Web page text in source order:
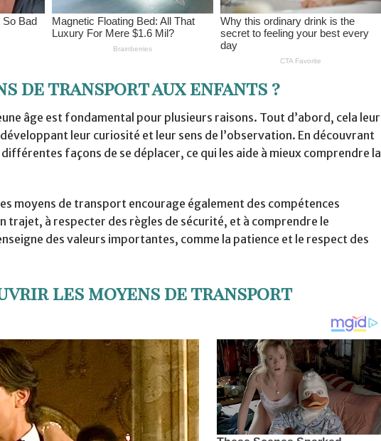
de transport aux enfants ?
âge est fondamental pour plusieurs raisons. Tout d’abord, cela leur
leur curiosité et leur sens de l’observation. En découvrant
façons de se déplacer, ce qui les aide à mieux comprendre la
moyens de transport encourage également des compétences
à respecter des règles de sécurité, et à comprendre le
des valeurs importantes, comme la patience et le respect des
les moyens de transport